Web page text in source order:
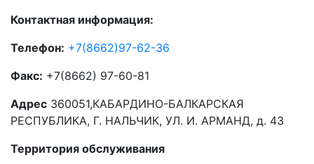
Контактная информация:
Телефон: +7(8662)97-62-36
Факс: +7(8662) 97-60-81
Адрес 360051,КАБАРДИНО-БАЛКАРСКАЯ
РЕСПУБЛИКА, Г. НАЛЬЧИК, УЛ. И. АРМАНД, д. 43
Территория обслуживания